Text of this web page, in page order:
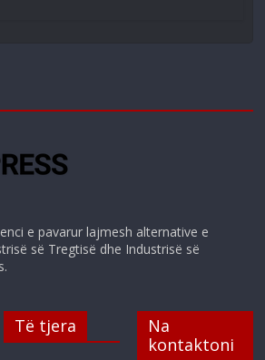
e pavarur lajmesh alternative e
së Tregtisë dhe Industrisë së
Të tjera
Na
kontaktoni